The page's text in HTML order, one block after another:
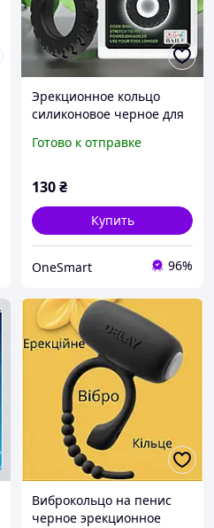
Эрекционное кольцо
силиконовое черное для
Cock Ring Titan LyBaile
Готово к отправке
130₴
Купить
OneSmart 96%
Виброкольцо на пенис
черное эрекционное